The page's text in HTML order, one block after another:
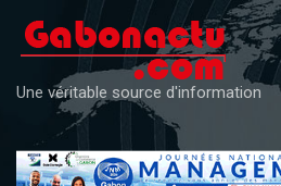
content
Une véritable source d'information